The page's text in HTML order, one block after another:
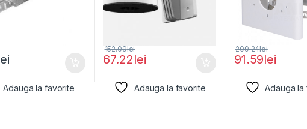
Adauga la favorite
67.22lei
152.09lei
Adauga la favorite
91.59lei
209.24lei
Adauga la